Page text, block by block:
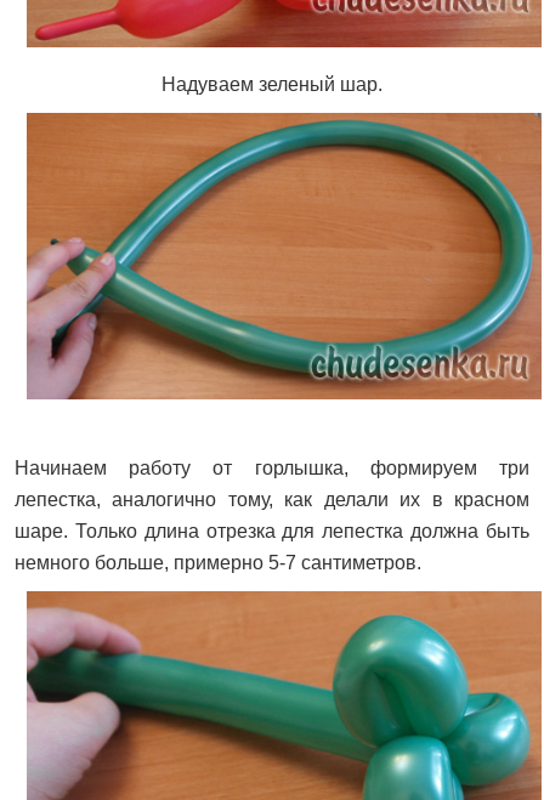
Надуваем зеленый шар.
Начинаем работу от горлышка, формируем три
лепестка, аналогично тому, как делали их в красном
шаре. Только длина отрезка для лепестка должна быть
немного больше, примерно 5-7 сантиметров.